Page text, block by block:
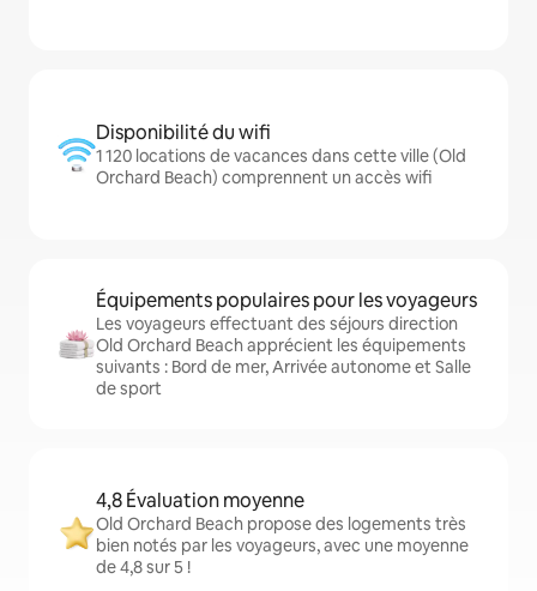
Disponibilité du wifi
1 120 locations de vacances dans cette ville (Old
Orchard Beach) comprennent un accès wifi
Équipements populaires pour les voyageurs
Les voyageurs effectuant des séjours direction
Old Orchard Beach apprécient les équipements
suivants : Bord de mer, Arrivée autonome et Salle
de sport
4,8 Évaluation moyenne
Old Orchard Beach propose des logements très
bien notés par les voyageurs, avec une moyenne
de 4,8 sur 5 !